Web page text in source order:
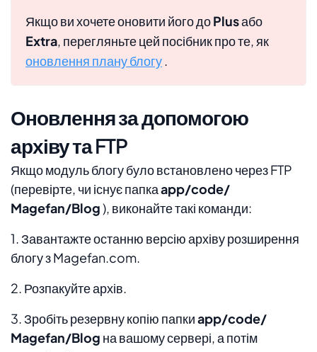
Якщо ви хочете оновити його доPlusабо
Extra, перегляньте цей посібник про те, як
оновлення плану блогу.
Оновлення за допомогою
архіву та FTP
Якщо модуль блогу було встановлено через FTP
(перевірте, чи існує папкаapp/code/
Magefan/Blog), виконайте такі команди:
1. Завантажте останню версію архіву розширення
блогу з Magefan.com.
2. Розпакуйте архів.
3. Зробіть резервну копію папкиapp/code/
Magefan/Blog на вашому сервері, а потім